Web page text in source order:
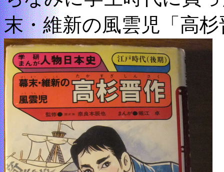
末・維新の風雲児「高